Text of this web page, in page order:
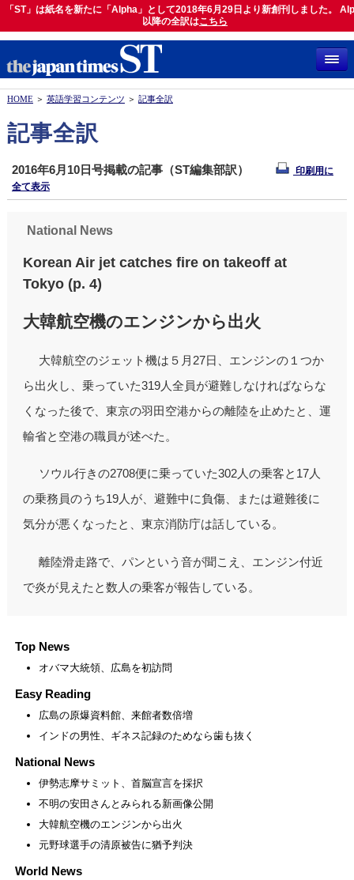
「ST」は紙名を新たに「Alpha」として2018年6月29日より新創刊しました。
以降の全訳はこちら
「ST」は紙名を新たに「Alpha」として2018年6月29日より新創刊しました。
以降の全訳はこちら
HOME＞ 英語学習コンテンツ ＞ 記事全訳
記事全訳
2016年6月10日号掲載の記事（ST編集部訳）
印刷用に
全て表示
National News
Korean Air jet catches fire on takeoff at
Tokyo (p. 4)
大韓航空機のエンジンから出火
大韓航空のジェット機は５月27日、エンジンの１つか
ら出火し、乗っていた319人全員が避難しなければならな
くなった後で、東京の羽田空港からの離陸を止めたと、運
輸省と空港の職員が述べた。
ソウル行きの2708便に乗っていた302人の乗客と17人
の乗務員のうち19人が、避難中に負傷、または避難後に
気分が悪くなったと、東京消防庁は話している。
離陸滑走路で、パンという音が聞こえ、エンジン付近
で炎が見えたと数人の乗客が報告している。
Top News
オバマ大統領、広島を初訪問
Easy Reading
広島の原爆資料館、来館者数倍増
インドの男性、ギネス記録のためなら歯も抜く
National News
伊勢志摩サミット、首脳宣言を採択
不明の安田さんとみられる新画像公開
大韓航空機のエンジンから出火
元野球選手の清原被告に猶予判決
World News